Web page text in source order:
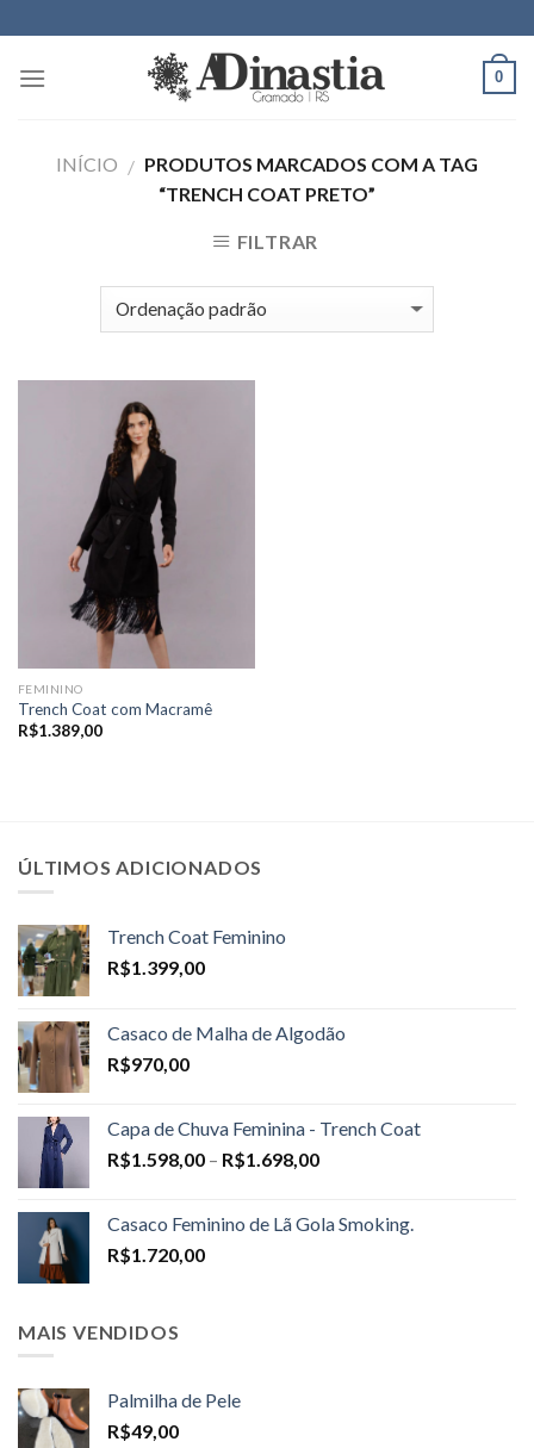
to
content
0
INÍCIO / PRODUTOS MARCADOS COM A TAG
“TRENCH COAT PRETO”
FILTRAR
FEMININO
Trench Coat com Macramê
R$1.389,00
ÚLTIMOS ADICIONADOS
Trench Coat Feminino
R$1.399,00
Casaco de Malha de Algodão
R$970,00
Capa de Chuva Feminina - Trench Coat
R$1.598,00 – R$1.698,00Price
through
Casaco Feminino de Lã Gola Smoking.
R$1.720,00
MAIS VENDIDOS
Palmilha de Pele
R$49,00